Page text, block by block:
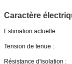
Caractère
Estimation actuelle :
Tension de tenue :
Résistance d'isolation :